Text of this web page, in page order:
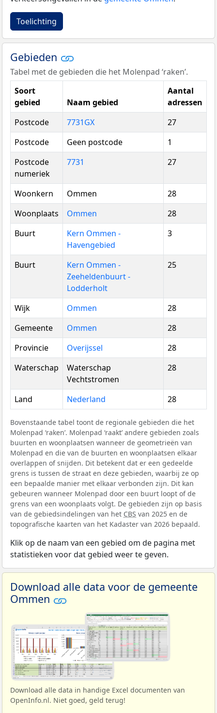
Toelichting
Gebieden
Tabel met de gebieden die het Molenpad ‘raken’.
Soort
gebied
Naam gebied
Aantal
adressen
Postcode
7731GX
27
Postcode
Geen postcode
1
Postcode
numeriek
7731 27
Woonkern Ommen
28
Woonplaats
Ommen
28
Buurt
Kern Ommen -
Havengebied
3
Buurt
Kern Ommen -
Zeeheldenbuurt -
Lodderholt
25
Wijk Ommen
28
Gemeente
Ommen
28
Provincie
Overijssel
28
Waterschap
Waterschap
Vechtstromen
28
Land Nederland 28
Bovenstaande tabel toont de regionale gebieden die het
Molenpad ‘raken’. Molenpad ‘raakt’ andere gebieden zoals
buurten en woonplaatsen wanneer de geometrieën van
Molenpad en die van de buurten en woonplaatsen elkaar
overlappen of snijden. Dit betekent dat er een gedeelde
grens is tussen de straat en deze gebieden, waarbij ze op
een bepaalde manier met elkaar verbonden zijn. Dit kan
gebeuren wanneer Molenpad door een buurt loopt of de
grens van een woonplaats volgt. De gebieden zijn op basis
van de gebiedsindelingen van het CBS van 2025 en de
topografische kaarten van het Kadaster van 2026 bepaald.
Klik op de naam van een gebied om de pagina met
statistieken voor dat gebied weer te geven.
Download alle data voor de gemeente
Ommen
Download alle data in handige Excel documenten van
OpenInfo.nl. Niet goed, geld terug!